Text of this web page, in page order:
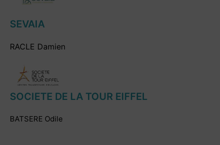
SEVAIA
RACLE Damien
SOCIETE DE LA TOUR EIFFEL
BATSERE Odile